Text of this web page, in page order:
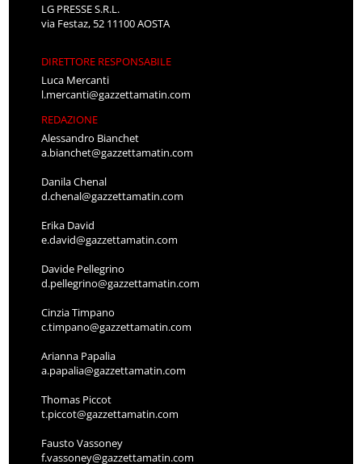
LG PRESSE S.R.L.
via Festaz, 52 11100 AOSTA
DIRETTORE RESPONSABILE
Luca Mercanti
l.mercanti@gazzettamatin.com
REDAZIONE
Alessandro Bianchet
a.bianchet@gazzettamatin.com
Danila Chenal
d.chenal@gazzettamatin.com
Erika David
e.david@gazzettamatin.com
Davide Pellegrino
d.pellegrino@gazzettamatin.com
Cinzia Timpano
c.timpano@gazzettamatin.com
Arianna Papalia
a.papalia@gazzettamatin.com
Thomas Piccot
t.piccot@gazzettamatin.com
Fausto Vassoney
f.vassoney@gazzettamatin.com